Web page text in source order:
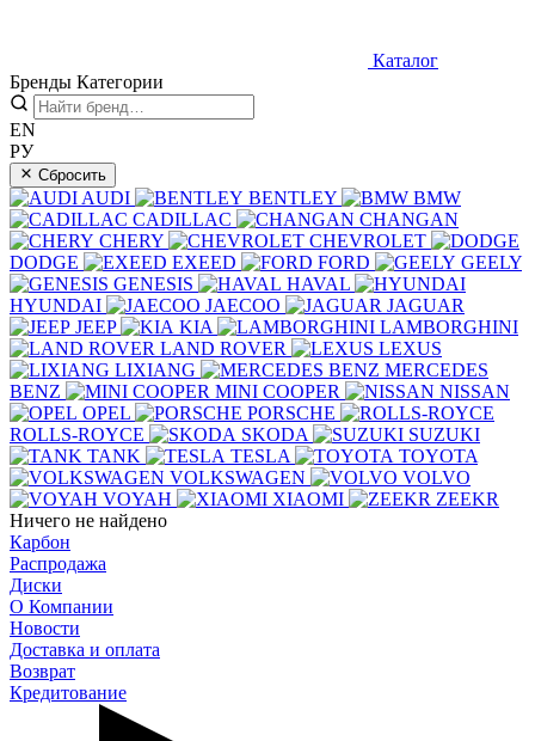
Каталог
Бренды Категории
EN
РУ
Сбросить
AUDI BENTLEY
BMW
CADILLAC
CHANGAN
CHERY
CHEVROLET
DODGE
EXEED FORD
GEELY
GENESIS
HAVAL
HYUNDAI
JAECOO
JAGUAR
JEEP
KIA
LAMBORGHINI
LAND ROVER
LEXUS
LIXIANG
MERCEDES
BENZ
MINI COOPER
NISSAN
OPEL
PORSCHE
ROLLS-ROYCE
SKODA
SUZUKI
TANK
TESLA
TOYOTA
VOLKSWAGEN
VOLVO
VOYAH
XIAOMI
ZEEKR
Ничего не найдено
Карбон
Распродажа
Диски
О Компании
Новости
Доставка и оплата
Возврат
Кредитование